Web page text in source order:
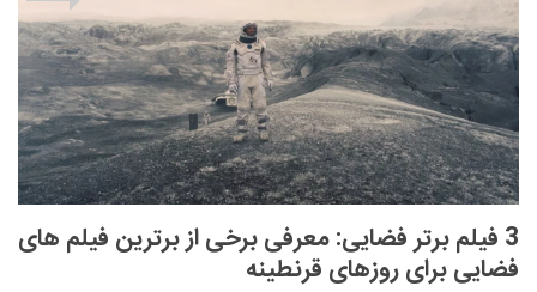
3 فیلم برتر فضایی: معرفی برخی از برترین فیلم های
فضایی برای روزهای قرنطینه